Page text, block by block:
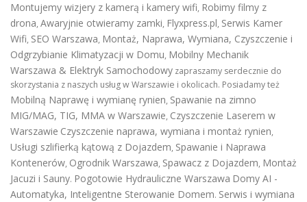
Montujemy wizjery z kamerą i kamery wifi, Robimy filmy z
drona, Awaryjnie otwieramy zamki, Flyxpress.pl, Serwis Kamer
Wifi, SEO Warszawa, Montaż, Naprawa, Wymiana, Czyszczenie i
Odgrzybianie Klimatyzacji w Domu, Mobilny Mechanik
Warszawa & Elektryk Samochodowy zapraszamy serdecznie do
skorzystania z naszych usług w Warszawie i okolicach. Posiadamy też
Mobilną Naprawę i wymianę rynien, Spawanie na zimno
MIG/MAG, TIG, MMA w Warszawie, Czyszczenie Laserem w
Warszawie Czyszczenie naprawa, wymiana i montaż rynien,
Usługi szlifierką kątową z Dojazdem, Spawanie i Naprawa
Kontenerów, Ogrodnik Warszawa, Spawacz z Dojazdem, Montaż
Jacuzi i Sauny. Pogotowie Hydrauliczne Warszawa Domy AI -
Automatyka, Inteligentne Sterowanie Domem. Serwis i wymiana